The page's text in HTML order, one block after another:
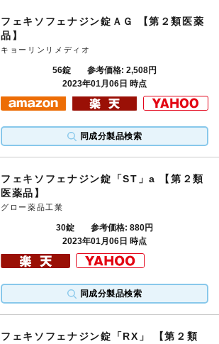
同成分製品検索
フェキソフェナジン錠ＡＧ 【第２類医薬
品】
キョーリンリメディオ
56錠
参考価格: 2,508円
2023年01月06日 時点
同成分製品検索
フェキソフェナジン錠「ST」a 【第２類
医薬品】
グロー薬品工業
30錠
参考価格: 880円
2023年01月06日 時点
フェキソフェナジン錠「RX」 【第２類